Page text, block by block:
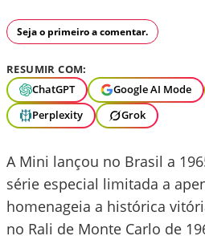
Seja o primeiro a comentar.
RESUMIR COM:
ChatGPT
Google AI Mode
Perplexity
Grok
A Mini lançou no Brasil a
série especial limitada a
homenageia a histórica
no Rali de Monte Carlo de